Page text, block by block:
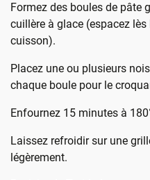
Formez des boules de pâte
cuillère à glace (espacez lès
cuisson).
Placez une ou plusieurs
chaque boule pour le
Enfournez 15 minutes à
Laissez refroidir sur une
légèrement.